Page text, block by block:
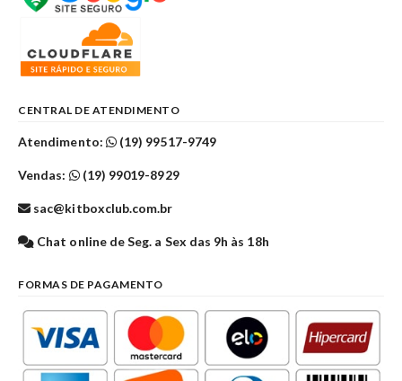
CENTRAL DE ATENDIMENTO
Atendimento: (19) 99517-9749
Vendas: (19) 99019-8929
sac@kitboxclub.com.br
Chat online de Seg. a Sex das 9h às 18h
FORMAS DE PAGAMENTO